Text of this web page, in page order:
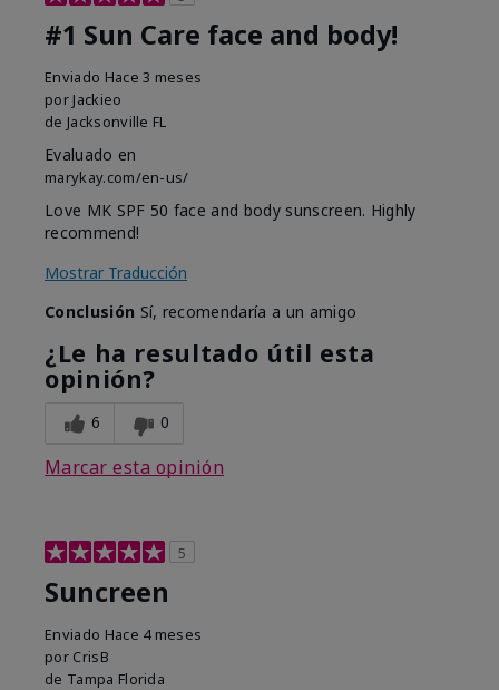
#1 Sun Care face and body!
Enviado Hace 3 meses
por Jackieo
de Jacksonville FL
Evaluado en
marykay.com/en-us/
Love MK SPF 50 face and body sunscreen. Highly
recommend!
Mostrar Traducción
Conclusión Sí, recomendaría a un amigo
¿Le ha resultado útil esta
opinión?
6 0
Marcar esta opinión
5
Suncreen
Enviado Hace 4 meses
por CrisB
de Tampa Florida